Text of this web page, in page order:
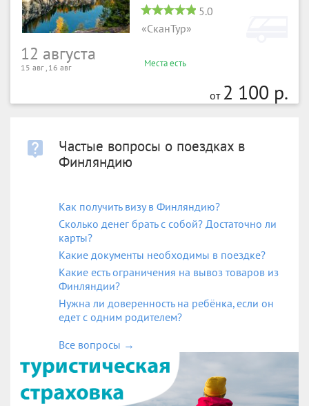
5.0
«СканТур»
12 августа
15 авг , 16 авг Места есть
от 2 100 р.
Частые вопросы о поездках в
Финляндию
Как получить визу в Финляндию?
Сколько денег брать с собой? Достаточно ли
карты?
Какие документы необходимы в поездке?
Какие есть ограничения на вывоз товаров из
Финляндии?
Нужна ли доверенность на ребёнка, если он
едет с одним родителем?
Все вопросы →